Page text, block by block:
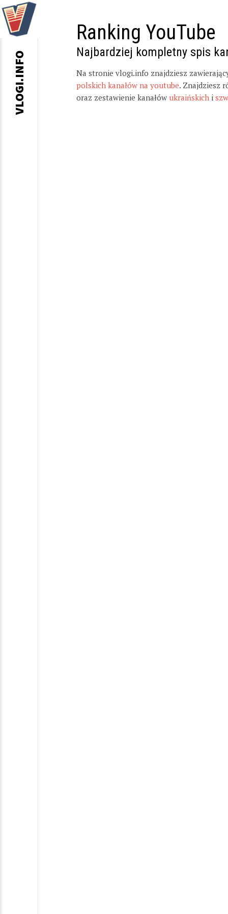
Ranking YouTube
Najbardziej kompletny spis
Na stronie vlogi.info znajdziesz
polskich kanałów na youtube. Znajdziesz
oraz zestawienie kanałów ukraińskich i
VLOGI.INFO